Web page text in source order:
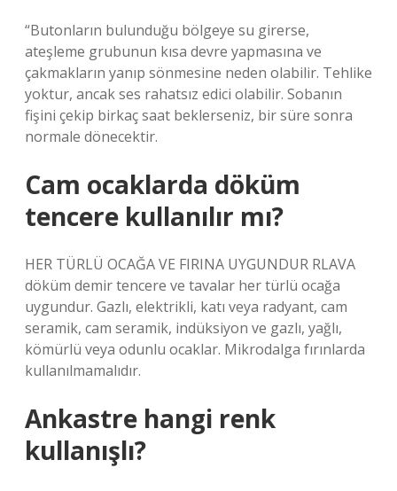
“Butonların bulunduğu bölgeye su girerse,
ateşleme grubunun kısa devre yapmasına ve
çakmakların yanıp sönmesine neden olabilir. Tehlike
yoktur, ancak ses rahatsız edici olabilir. Sobanın
fişini çekip birkaç saat beklerseniz, bir süre sonra
normale dönecektir.
Cam ocaklarda döküm
tencere kullanılır mı?
HER TÜRLÜ OCAĞA VE FIRINA UYGUNDUR RLAVA
döküm demir tencere ve tavalar her türlü ocağa
uygundur. Gazlı, elektrikli, katı veya radyant, cam
seramik, cam seramik, indüksiyon ve gazlı, yağlı,
kömürlü veya odunlu ocaklar. Mikrodalga fırınlarda
kullanılmamalıdır.
Ankastre hangi renk
kullanışlı?